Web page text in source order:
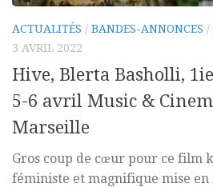
ACTUALITÉS / BANDES-ANNONCES /
3 AVRIL 2022
Hive, Blerta Basholli,
5-6 avril Music &
Marseille
Gros coup de cœur pour ce film
féministe et magnifique mise en